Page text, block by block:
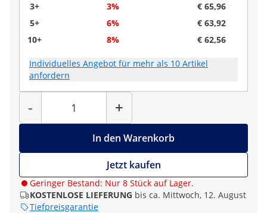
3+
3%
€ 65,96
5+
6%
€ 63,92
10+
8% € 62,56
Individuelles Angebot für mehr als 10 Artikel
anfordern
-
Menge
+
In den Warenkorb
Jetzt kaufen
Geringer Bestand: Nur 8 Stück auf Lager.
KOSTENLOSE LIEFERUNG bis ca. Mittwoch, 12. August
Tiefpreisgarantie